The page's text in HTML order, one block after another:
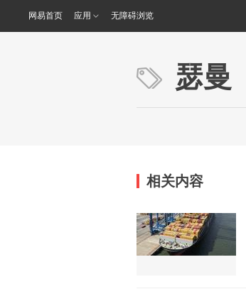
网易首页 应用 无障碍浏览
瑟曼
相关内容